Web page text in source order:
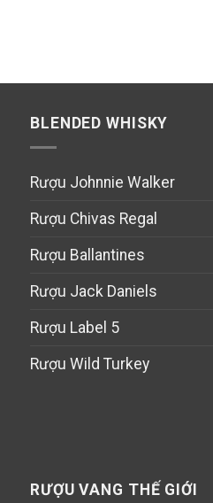
BLENDED WHISKY
Rượu Johnnie Walker
Rượu Chivas Regal
Rượu Ballantines
Rượu Jack Daniels
Rượu Label 5
Rượu Wild Turkey
RƯỢU VANG THẾ GIỚI